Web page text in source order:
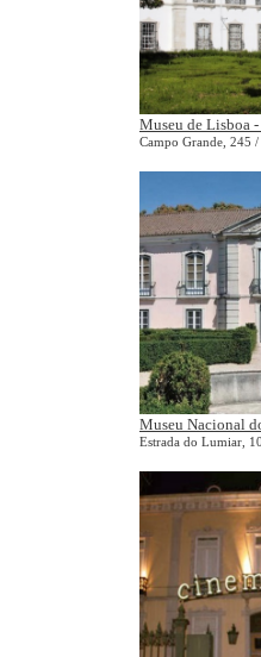
Museu de Lisboa
Campo Grande, 245
Museu Nacional
Estrada do Lumiar,